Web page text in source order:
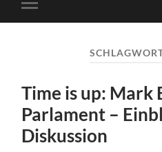
Mobile-
Menü
Time is up: Mark
Parlament –
Diskussion